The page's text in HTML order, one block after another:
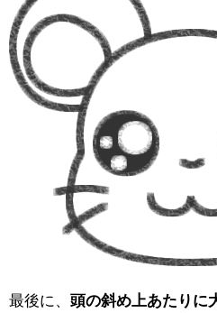
最後に、 頭の斜め上あたりに